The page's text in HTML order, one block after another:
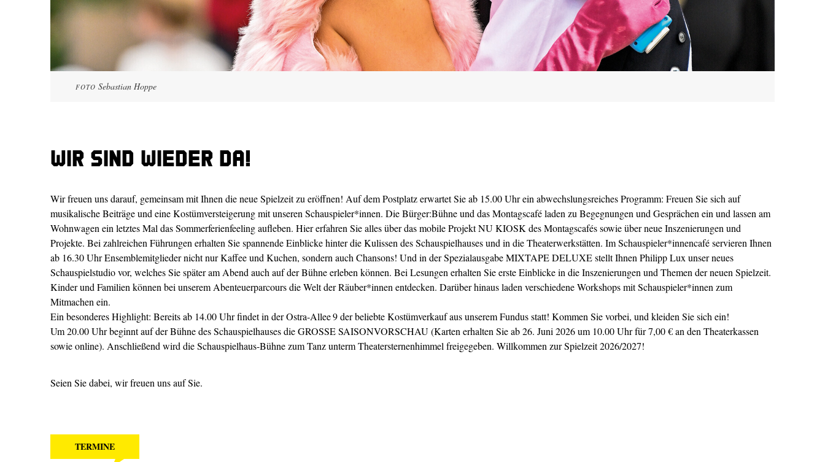
FOTO Sebastian Hoppe
Wir sind wieder da!
Wir freuen uns darauf, gemeinsam mit Ihnen die neue Spielzeit zu eröffnen! Auf dem Postplatz erwartet Sie ab 15.00 Uhr ein abwechslungsreiches Programm: Freuen Sie sich auf
musikalische Beiträge und eine Kostümversteigerung mit unseren Schauspieler*innen. Die Bürger:Bühne und das Montagscafé laden zu Begegnungen und Gesprächen ein und lassen am
Wohnwagen ein letztes Mal das Sommerferienfeeling aufleben. Hier erfahren Sie alles über das mobile Projekt NU KIOSK des Montagscafés sowie über neue Inszenierungen und
Projekte. Bei zahlreichen Führungen erhalten Sie spannende Einblicke hinter die Kulissen des Schauspielhauses und in die Theaterwerkstätten. Im Schauspieler*innencafé servieren Ihnen
ab 16.30 Uhr Ensemblemitglieder nicht nur Kaffee und Kuchen, sondern auch Chansons! Und in der Spezialausgabe MIXTAPE DELUXE stellt Ihnen Philipp Lux unser neues
Schauspielstudio vor, welches Sie später am Abend auch auf der Bühne erleben können. Bei Lesungen erhalten Sie erste Einblicke in die Inszenierungen und Themen der neuen Spielzeit.
Kinder und Familien können bei unserem Abenteuerparcours die Welt der Räuber*innen entdecken. Darüber hinaus laden verschiedene Workshops mit Schauspieler*innen zum
Mitmachen ein.
Ein besonderes Highlight: Bereits ab 14.00 Uhr findet in der Ostra-Allee 9 der beliebte Kostümverkauf aus unserem Fundus statt! Kommen Sie vorbei, und kleiden Sie sich ein!
Um 20.00 Uhr beginnt auf der Bühne des Schauspielhauses die GROSSE SAISONVORSCHAU (Karten erhalten Sie ab 26. Juni 2026 um 10.00 Uhr für 7,00 € an den Theaterkassen
sowie online). Anschließend wird die Schauspielhaus-Bühne zum Tanz unterm Theatersternenhimmel freigegeben. Willkommen zur Spielzeit 2026/2027!
Seien Sie dabei, wir freuen uns auf Sie.
TERMINE